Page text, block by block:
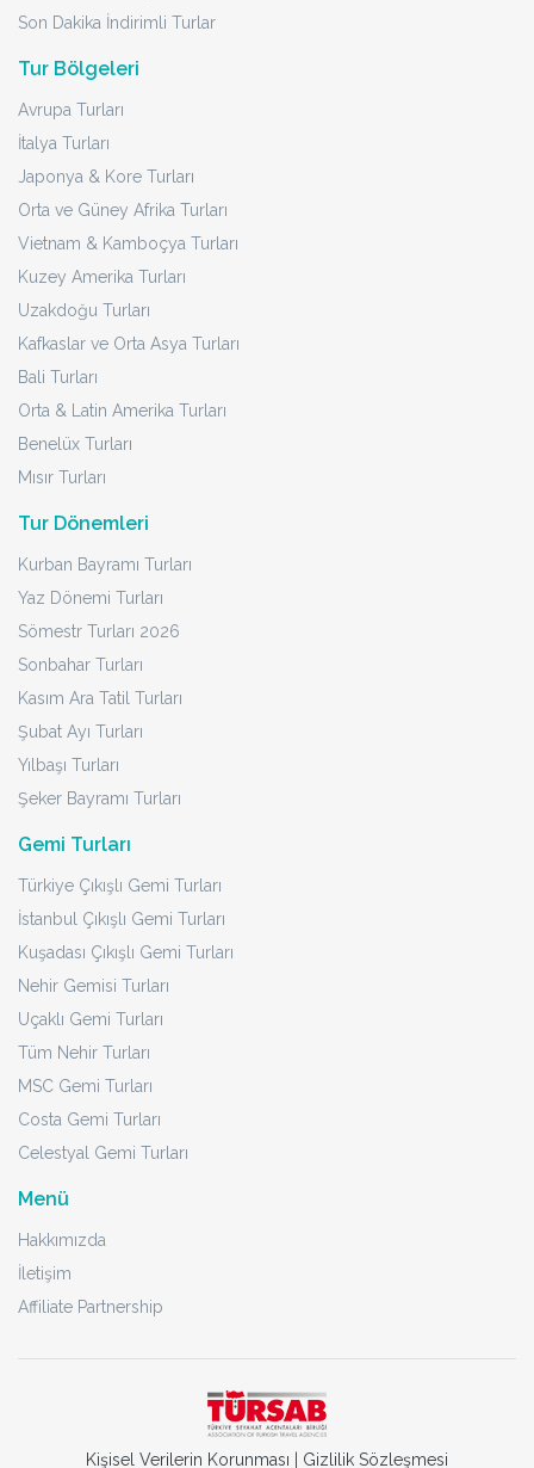
Son Dakika İndirimli Turlar
Tur Bölgeleri
Avrupa Turları
İtalya Turları
Japonya & Kore Turları
Orta ve Güney Afrika Turları
Vietnam & Kamboçya Turları
Kuzey Amerika Turları
Uzakdoğu Turları
Kafkaslar ve Orta Asya Turları
Bali Turları
Orta & Latin Amerika Turları
Benelüx Turları
Mısır Turları
Tur Dönemleri
Kurban Bayramı Turları
Yaz Dönemi Turları
Sömestr Turları 2026
Sonbahar Turları
Kasım Ara Tatil Turları
Şubat Ayı Turları
Yılbaşı Turları
Şeker Bayramı Turları
Gemi Turları
Türkiye Çıkışlı Gemi Turları
İstanbul Çıkışlı Gemi Turları
Kuşadası Çıkışlı Gemi Turları
Nehir Gemisi Turları
Uçaklı Gemi Turları
Tüm Nehir Turları
MSC Gemi Turları
Costa Gemi Turları
Celestyal Gemi Turları
Menü
Hakkımızda
İletişim
Affiliate Partnership
Kişisel Verilerin Korunması Gizlilik Sözleşmesi